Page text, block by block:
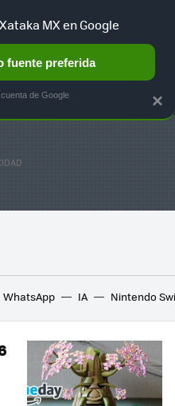
AUTO TERRITORIO
WhatsApp IA Nintendo
×
MX en Google
fuente preferida
de Google